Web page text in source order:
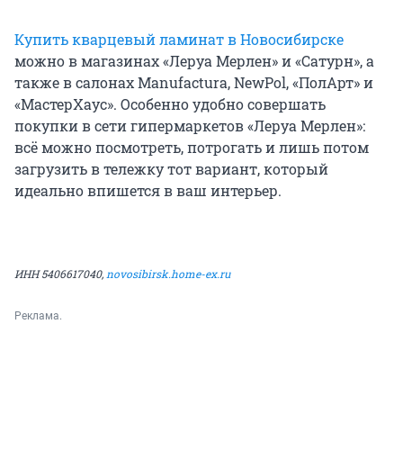
Купить кварцевый ламинат в Новосибирске
можно в магазинах «Леруа Мерлен» и «Сатурн», а
также в салонах Manufactura, NewPol, «ПолАрт» и
«МастерХаус». Особенно удобно совершать
покупки в сети гипермаркетов «Леруа Мерлен»:
всё можно посмотреть, потрогать и лишь потом
загрузить в тележку тот вариант, который
идеально впишется в ваш интерьер.
ИНН 5406617040,novosibirsk.home-ex.ru
Реклама.